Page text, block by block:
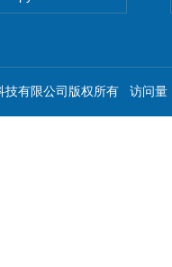
技有限公司版权所有 访问量